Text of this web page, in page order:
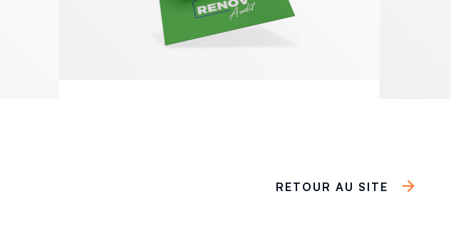
RETOUR AU SITE